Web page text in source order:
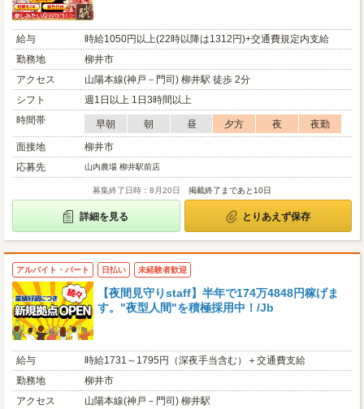
給与
時給1050円以上(22時以降は1312円)+交通費規定内支給
勤務地
柳井市
アクセス
山陽本線(神戸－門司) 柳井駅 徒歩 2分
シフト
週1日以上 1日3時間以上
時間帯
早朝 朝 昼 夕方 夜
夜勤
面接地
柳井市
応募先
山内農場 柳井駅前店
募集終了日時：8月20日 掲載終了まであと10日
詳細を見る とりあえず保存
アルバイト・パート 日払い 未経験者歓迎
【夜間見守りstaff】半年で174万4848円稼げま
す。"夜型人間"を積極採用中！/Jb
給与
時給1731～1795円（深夜手当含む）＋交通費支給
勤務地
柳井市
アクセス
山陽本線(神戸－門司) 柳井駅